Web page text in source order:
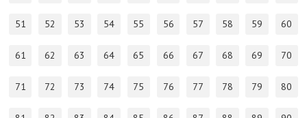
51 52 53 54 55 56 57 58 59 60
61 62 63 64 65 66 67 68 69 70
71 72 73 74 75 76 77 78 79 80